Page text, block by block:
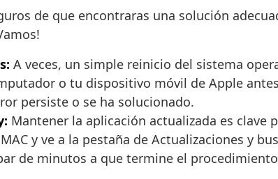
de que encontraras una solución
A veces, un simple reinicio del sistema
o tu dispositivo móvil de Apple
persiste o se ha solucionado.
Mantener la aplicación actualizada es clave
y ve a la pestaña de Actualizaciones y
de minutos a que termine el